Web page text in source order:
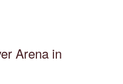
Arena in